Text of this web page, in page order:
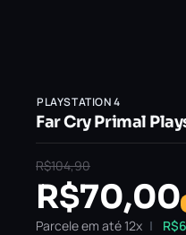
PLAYSTATION 4
Far Cry Primal
R$104,90
R$70,00
Parcele em até 12x R$